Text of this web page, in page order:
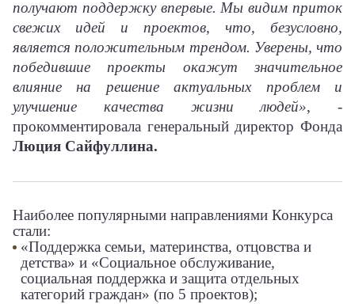
получают поддержку впервые. Мы видим приток
свежих идей и проектов, что, безусловно,
является положительным трендом. Уверены, что
победившие проекты окажут значительное
влияние на решение актуальных проблем и
улучшение качества жизни людей», -
прокомментировала генеральный директор Фонда
Люция Сайфуллина.
Наиболее популярными направлениями Конкурса
стали:
«Поддержка семьи, материнства, отцовства и
детства» и «Социальное обслуживание,
социальная поддержка и защита отдельных
категорий граждан» (по 5 проектов);